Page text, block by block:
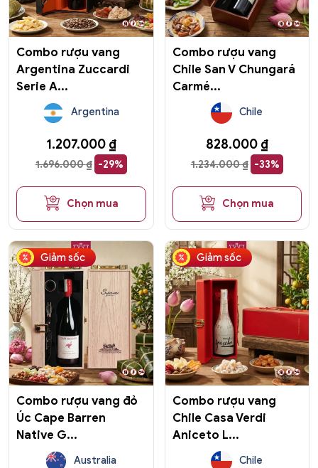
Combo rượu vang
Argentina Zuccardi
Serie A...
Argentina
1.696.000₫ -29%
1.207.000 ₫
Chọn mua
Combo rượu vang
Chile San V Chungará
Carmé...
Chile
1.234.000₫ -33%
828.000 ₫
Chọn mua
Giảm sốc
Combo rượu vang đỏ
Úc Cape Barren
Native G...
Australia
Giảm sốc
Combo rượu vang
Chile Casa Verdi
Aniceto L...
Chile